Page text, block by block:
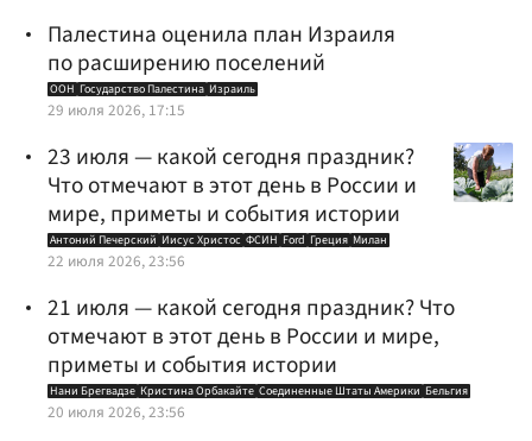
Палестина оценила план Израиля
по расширению поселений
ООН Государство Палестина Израиль
29 июля 2026, 17:15
23 июля — какой сегодня праздник?
Что отмечают в этот день в России и
мире, приметы и события истории
Антоний Печерский Иисус Христос ФСИН Ford Греция Милан
22 июля 2026, 23:56
21 июля — какой сегодня праздник? Что
отмечают в этот день в России и мире,
приметы и события истории
Нани Брегвадзе Кристина Орбакайте Соединенные Штаты Америки Бельгия
20 июля 2026, 23:56